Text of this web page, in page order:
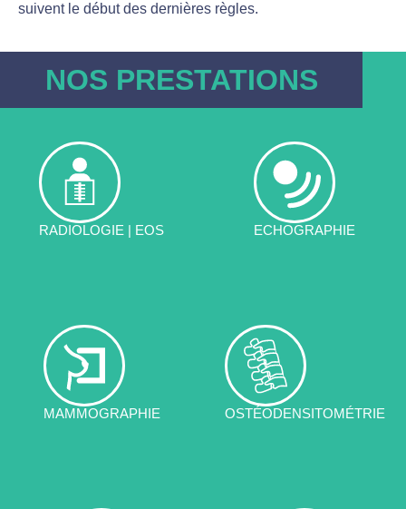
NOS PRESTATIONS
RADIOLOGIE | EOS ECHOGRAPHIE
MAMMOGRAPHIE OSTÉODENSITOMÉTRIE
suivent le début des dernières règles.